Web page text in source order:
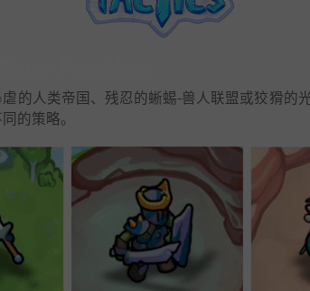
的人类帝国、残忍的蜥蜴-兽人联盟或狡猾的
的策略。